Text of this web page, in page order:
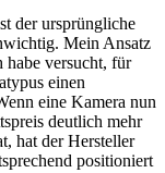
der ursprüngliche
Mein Ansatz
versucht, für
einen
eine Kamera nun
deutlich mehr
hat der Hersteller
positioniert